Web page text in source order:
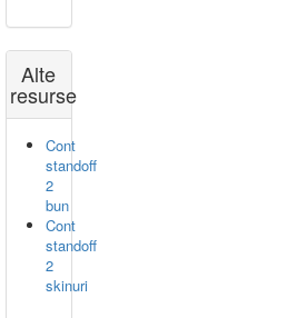
Alte
resurse
Cont
standoff
2
bun
Cont
standoff
2
skinuri